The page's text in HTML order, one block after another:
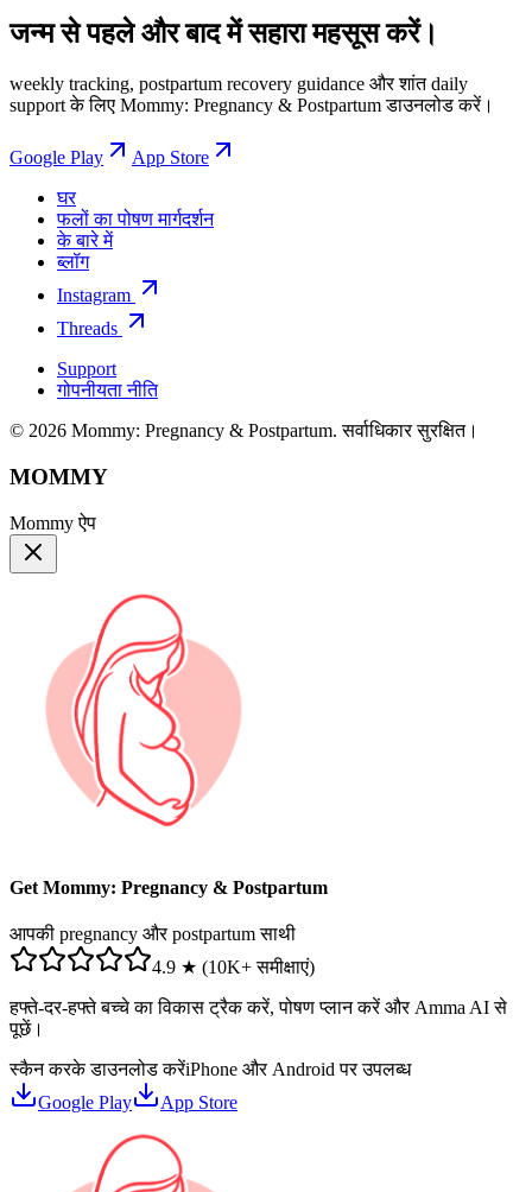
जन्म से पहले और बाद में सहारा महसूस करें।
weekly tracking, postpartum recovery guidance और शांत daily
support के लिए Mommy: Pregnancy & Postpartum डाउनलोड करें।
Google Play
App Store
घर
फलों का पोषण मार्गदर्शन
के बारे में
ब्लॉग
Instagram
Threads
Support
गोपनीयता नीति
© 2026 Mommy: Pregnancy & Postpartum. सर्वाधिकार सुरक्षित।
MOMMY
Mommy ऐप
Get Mommy: Pregnancy & Postpartum
आपकी pregnancy और postpartum साथी
4.9 ★ (10K+ समीक्षाएं)
हफ्ते-दर-हफ्ते बच्चे का विकास ट्रैक करें, पोषण प्लान करें और Amma AI से
पूछें।
स्कैन करके डाउनलोड करेंiPhone और Android पर उपलब्ध
Google Play
App Store